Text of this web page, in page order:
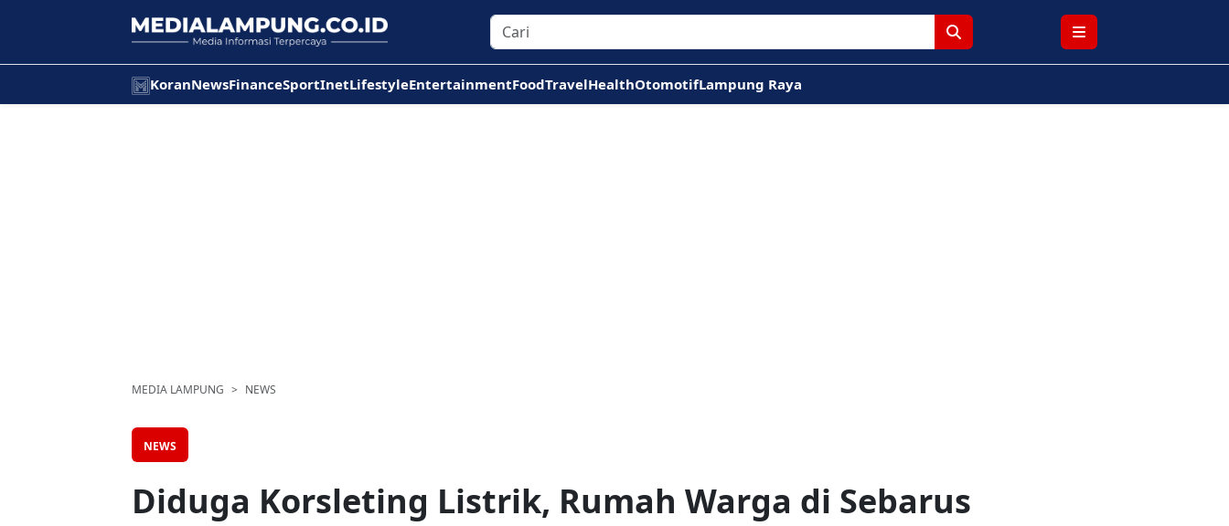
KoranNewsFinanceSportInetLifestyleEntertainmentFoodTravelHealthOtomotifLampung Raya
MEDIA LAMPUNG NEWS
NEWS
Diduga Korsleting Listrik, Rumah Warga di Sebarus